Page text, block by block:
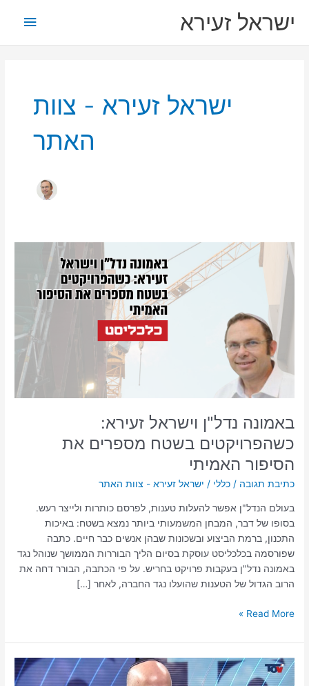
לתוכןישראל זעירא
ראשי
ישראל זעירא - צוות
האתר
באמונה נדל"ן וישראל זעירא:
כשהפרויקטים בשטח מספרים את
הסיפור האמיתי
כתיבת תגובה /כללי / ישראל זעירא - צוות האתר
בעולם הנדל"ן אפשר להעלות טענות, לפרסם כותרות ולייצר רעש.
בסופו של דבר, המבחן המשמעותי ביותר נמצא בשטח: באיכות
התכנון, ברמת הביצוע ובשכונות שבהן אנשים כבר חיים. כתבה
שפורסמה בכלכליסט עוסקת בסיום הליך הבוררות הממושך שנוהל נגד
באמונה נדל"ן בעקבות פרויקט בחריש. על פי הכתבה, הבורר דחה את
הרוב הגדול של הטענות שהועלו נגד החברה, לאחר […]
באמונה
נדל"ן
וישראל
זעירא:
כשהפרויקטים
בשטח
מספרים
הסיפור
האמיתי
Read More »
באמונה
נדל"ן: